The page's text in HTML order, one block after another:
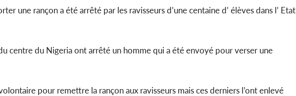
une rançon a été arrêté par les ravisseurs d’une centaine d’ élèves dans l’ Etat
centre du Nigeria ont arrêté un homme qui a été envoyé pour verser une
pour remettre la rançon aux ravisseurs mais ces derniers l’ont enlevé
Côte d'Ivoire : Réforme